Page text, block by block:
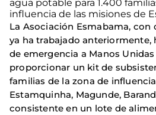
agua potable para 1.400
influencia de las misiones de
La Asociación Esmabama, con
ya ha trabajado anteriormente,
de emergencia a Manos
proporcionar un kit de
familias de la zona de
Estamquinha, Magunde,
consistente en un lote de